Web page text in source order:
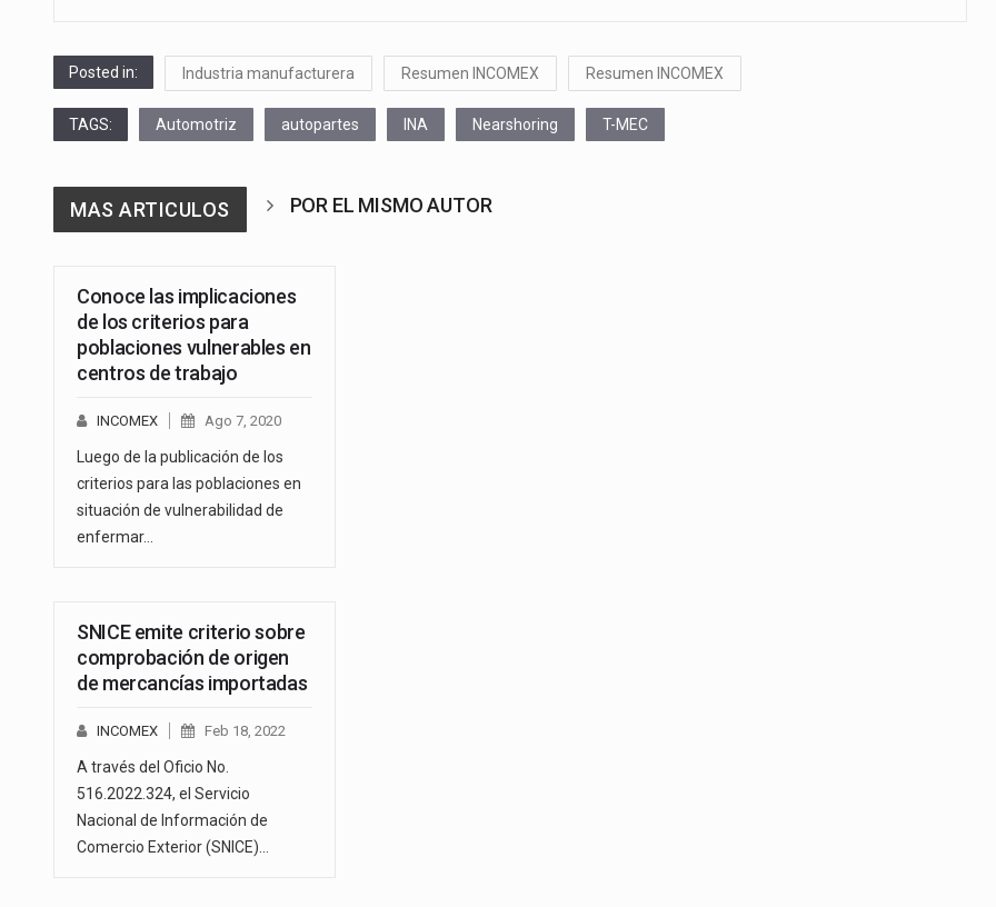
Posted in: Industria manufacturera Resumen INCOMEX Resumen INCOMEX
TAGS: Automotriz autopartes INA Nearshoring T-MEC
MAS ARTICULOS POR EL MISMO AUTOR
Conoce las implicaciones
de los criterios para
poblaciones vulnerables en
centros de trabajo
INCOMEX Ago 7, 2020
Luego de la publicación de los
criterios para las poblaciones en
situación de vulnerabilidad de
enfermar…
SNICE emite criterio sobre
comprobación de origen
de mercancías importadas
INCOMEX Feb 18, 2022
A través del Oficio No.
516.2022.324, el Servicio
Nacional de Información de
Comercio Exterior (SNICE)…